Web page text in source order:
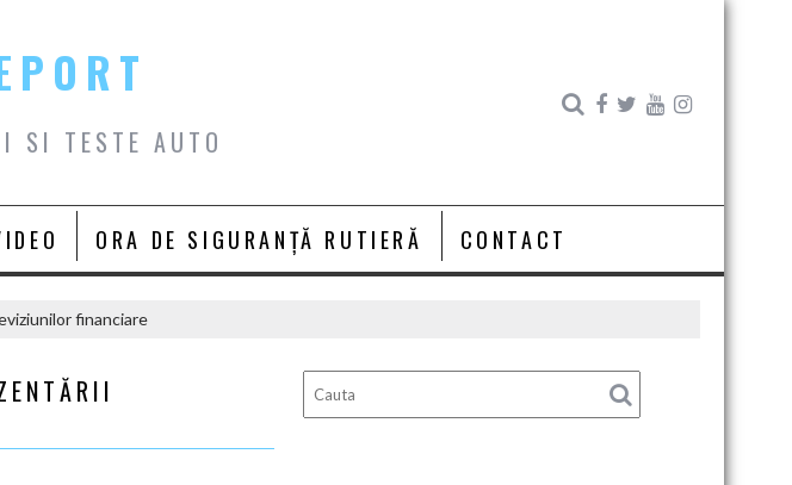
SI TESTE AUTO
ORA DE SIGURANȚĂ RUTIERĂ CONTACT
financiare